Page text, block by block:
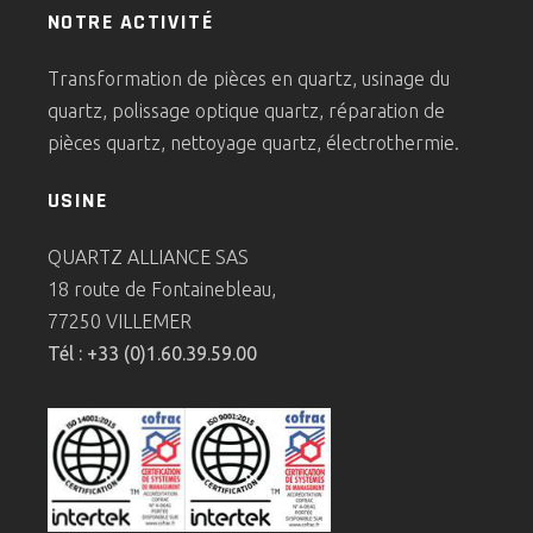
NOTRE ACTIVITÉ
Transformation de pièces en quartz, usinage du
quartz, polissage optique quartz, réparation de
pièces quartz, nettoyage quartz, électrothermie.
USINE
QUARTZ ALLIANCE SAS
18 route de Fontainebleau,
77250 VILLEMER
Tél : +33 (0)1.60.39.59.00